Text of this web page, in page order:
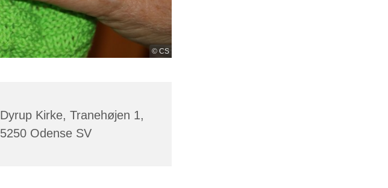
© CS
Dyrup Kirke, Tranehøjen 1,
5250 Odense SV